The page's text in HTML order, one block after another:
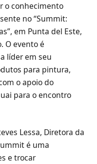
o conhecimento
no “Summit:
em Punta del Este,
O evento é
líder em seu
para pintura,
o apoio do
para o encontro
Lessa, Diretora da
é uma
e trocar